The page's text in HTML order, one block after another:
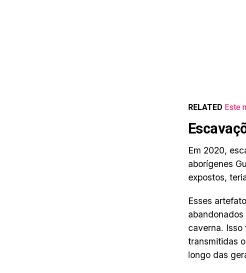
RELATED Este
Em 2020,
aborígenes
expostos,
Esses
caverna. Isso
transmitidas
longo das